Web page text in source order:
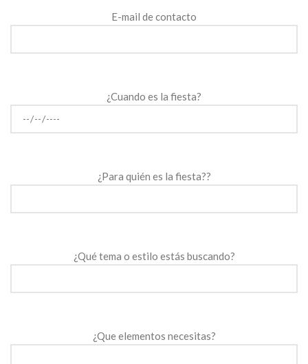
E-mail de contacto
¿Cuando es la fiesta?
¿Para quién es la fiesta??
¿Qué tema o estilo estás buscando?
¿Que elementos necesitas?